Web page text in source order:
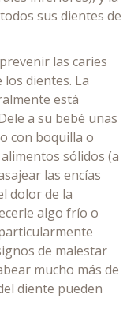
sus dientes de
las caries
dientes. La
está
a su bebé unas
con boquilla o
sólidos (a
las encías
dolor de la
algo frío o
de malestar
mucho más de
diente pueden